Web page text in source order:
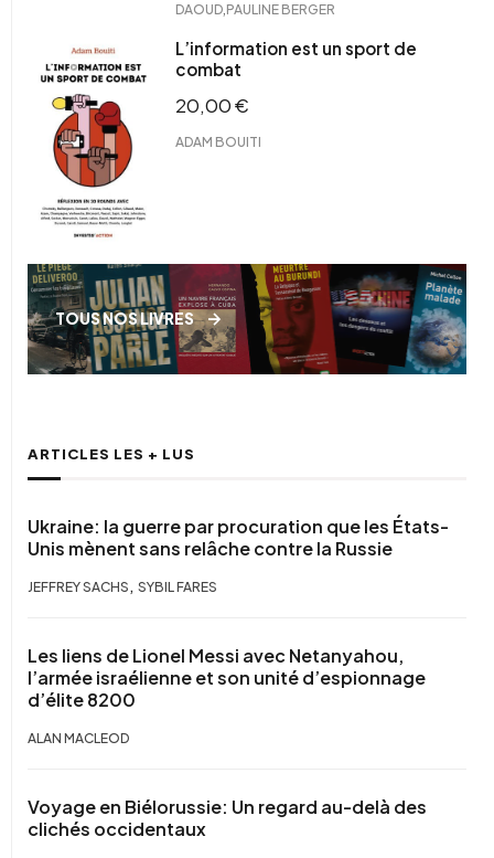
DAOUD PAULINE BERGER
L’information est un sport de
combat
20,00€
ADAM BOUITI
TOUS NOS LIVRES
ARTICLES LES + LUS
Ukraine: la guerre par procuration que les États-
Unis mènent sans relâche contre la Russie
JEFFREY SACHS, SYBIL FARES
Les liens de Lionel Messi avec Netanyahou,
l’armée israélienne et son unité d’espionnage
d’élite 8200
ALAN MACLEOD
Voyage en Biélorussie: Un regard au-delà des
clichés occidentaux